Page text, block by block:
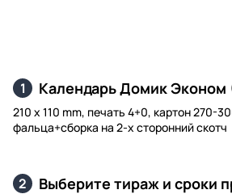
1 Календарь Домик Эконом
210 x 110 mm, печать 4+0, картон 270-
фальца+сборка на 2-х сторонний скотч
2 Выберите тираж и сроки